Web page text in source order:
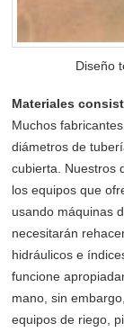
Diseño
Materiales
Muchos
diámetros de
cubierta. Nuestros
los equipos que
usando máquinas
necesitarán
hidráulicos e
funcione
mano, sin
equipos de riego,